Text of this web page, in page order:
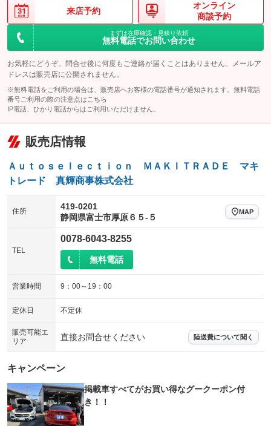
来店予約
オンライン
商談予約
まずは在庫確認・見積り依頼
無料電話でお問い合わせ
お気軽にどうぞ。問合せ後に何度もご連絡が届くことはありません。メールア
ドレスは販売店に公開されません。
※無料電話をご利用の場合は、販売店へお客様の電話番号が通知されます。無料電話
番号ご利用の際の注意点は こちら
IP電話、ひかり電話からはご利用いただけません。
販売店情報
Ａｕｔｏｓｅｌｅｃｔｉｏｎ ＭＡＫＩＴＲＡＤＥ マキ
トレード 真輝商事株式会社
住所
419-0201
静岡県富士市厚原６５‐５
MAP
TEL
0078-6043-8255
無料電話
営業時間 9：00～19：00
定休日 不定休
販売可能エ
リア
直接お問合せください 陸送費について聞く
キャンペーン
掲載車すべてがお買い得なグークーポン付
き！！